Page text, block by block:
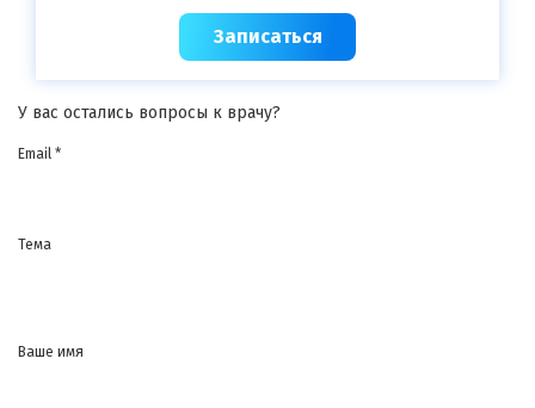
Записаться
У вас остались вопросы к врачу?
Email *
Тема
Ваше имя